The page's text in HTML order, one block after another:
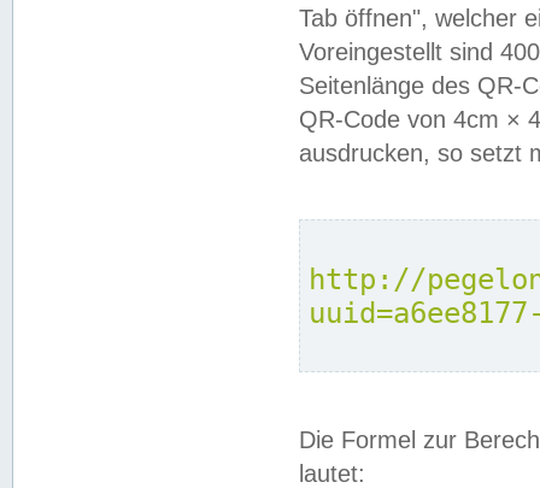
Tab öffnen", welcher
Voreingestellt sind
Seitenlänge des QR-
QR-Code von 4cm ×
ausdrucken, so setzt
http://
Die Formel zur
lautet: